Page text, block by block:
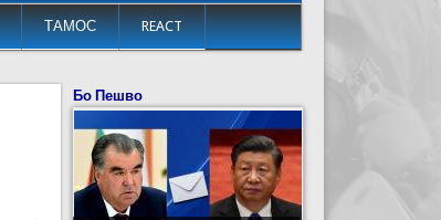
ТАМОС REACT
Бо Пешво